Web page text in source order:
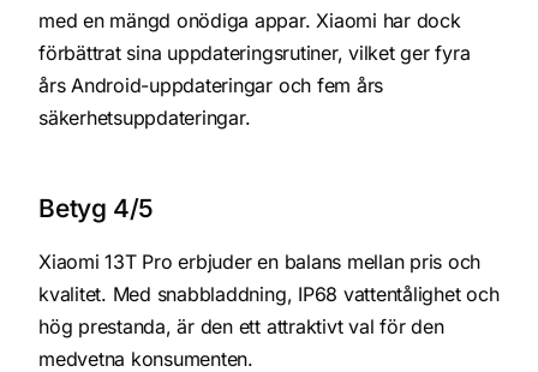
med en mängd onödiga appar. Xiaomi har dock
förbättrat sina uppdateringsrutiner, vilket ger fyra
års Android-uppdateringar och fem års
säkerhetsuppdateringar.
Betyg 4/5
Xiaomi 13T Pro erbjuder en balans mellan pris och
kvalitet. Med snabbladdning, IP68 vattentålighet och
hög prestanda, är den ett attraktivt val för den
medvetna konsumenten.